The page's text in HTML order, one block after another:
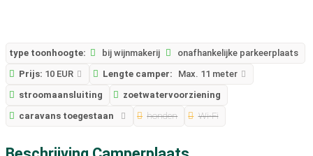
type toonhoogte: bij wijnmakerij
onafhankelijke parkeerplaats
Prijs: 10 EUR Lengte camper:
Max. 11 meter
stroomaansluiting
zoetwatervoorziening
caravans toegestaan
honden Wi-Fi